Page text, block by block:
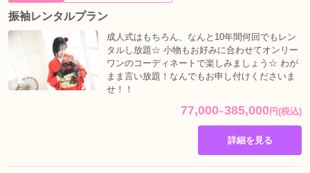
振袖レンタルプラン
77,000~385,000 円(税込)
成人式はもちろん、なんと10年間何回でもレン
タルし放題☆ 小物もお好みに合わせてオンリー
ワンのコーディネートで楽しみましょう☆ わが
まま言い放題！なんでもお申し付けくださいま
せ！！
詳細を見る